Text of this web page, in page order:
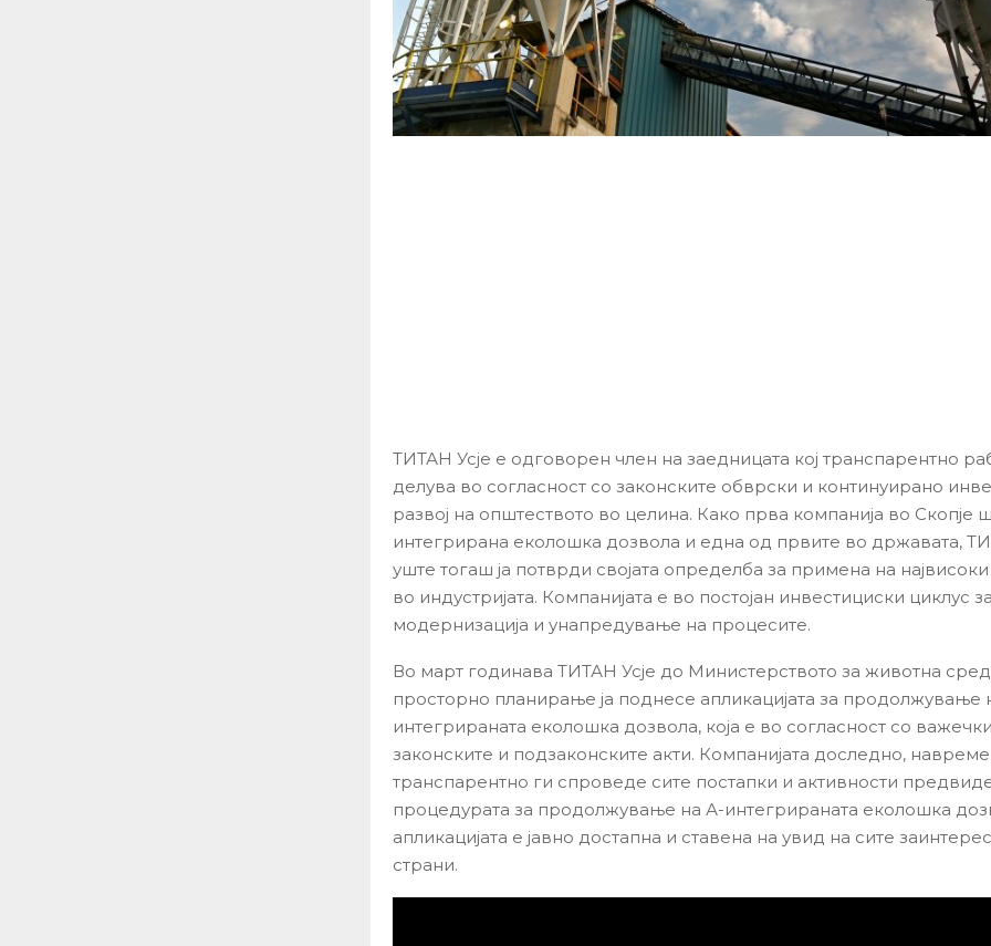
ТИТАН Усје е одговорен член на заедницата кој транспарентно
делува во согласност со законските обврски и континуирано
развој на општеството во целина. Како прва компанија во Скопје
интегрирана еколошка дозвола и една од првите во државата,
уште тогаш ја потврди својата определба за примена на
во индустријата. Компанијата е во постојан инвестициски циклус за
модернизација и унапредување на процесите.
Во март годинава ТИТАН Усје до Министерството за животна
просторно планирање ја поднесе апликацијата за продолжување
интегрираната еколошка дозвола, која е во согласност со
законските и подзаконските акти. Компанијата доследно,
транспарентно ги спроведе сите постапки и активности
процедурата за продолжување на А-интегрираната еколошка
апликацијата е јавно достапна и ставена на увид на сите
страни.